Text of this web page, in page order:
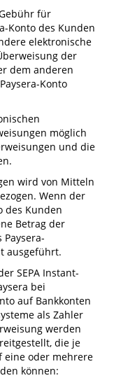
für
Konto des Kunden
elektronische
der
dem anderen
Konto
möglich
und die
wird von Mitteln
Wenn der
des Kunden
Betrag der
ausgeführt.
SEPA Instant-
bei
auf Bankkonten
als Zahler
werden
die je
eine oder mehrere
können: